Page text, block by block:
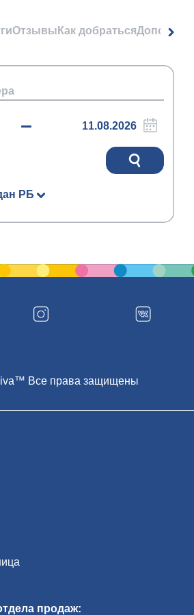
Отзывы Как добраться
РБ
продаж:
Все права защищены